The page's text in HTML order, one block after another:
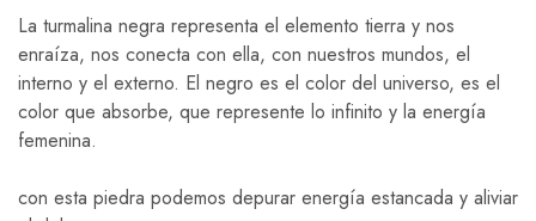
La turmalina negra representa el elemento tierra y nos
enraíza, nos conecta con ella, con nuestros mundos, el
interno y el externo. El negro es el color del universo, es el
color que absorbe, que represente lo infinito y la energía
femenina.
con esta piedra podemos depurar energía estancada y aliviar